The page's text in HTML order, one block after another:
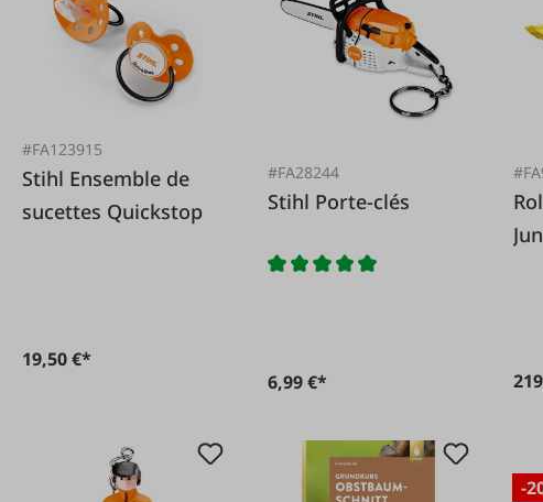
#FA123915
Stihl Ensemble de
sucettes Quickstop
19,50 €*
#FA28244
Stihl Porte-clés
6,99 €*
Rolly
-